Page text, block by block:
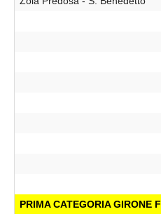
PRIMA CATEGORIA GIRONE F